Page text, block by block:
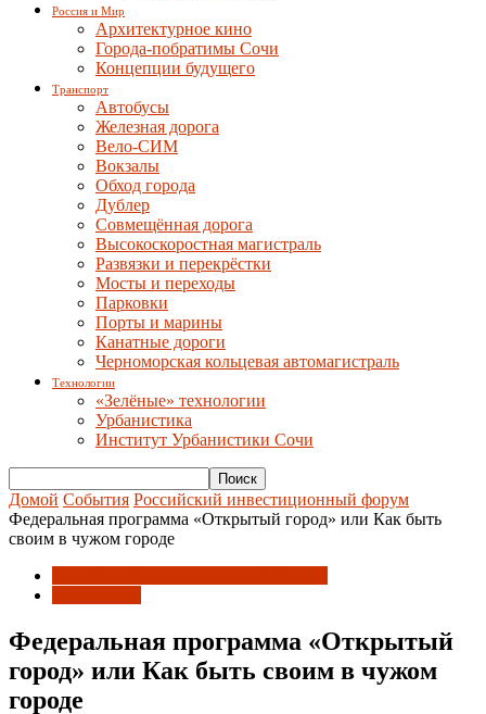
Россия и Мир
Архитектурное кино
Города-побратимы Сочи
Концепции будущего
Транспорт
Автобусы
Железная дорога
Вело-СИМ
Вокзалы
Обход города
Дублер
Совмещённая дорога
Высокоскоростная магистраль
Развязки и перекрёстки
Мосты и переходы
Парковки
Порты и марины
Канатные дороги
Черноморская кольцевая автомагистраль
Технологии
«Зелёные» технологии
Урбанистика
Институт Урбанистики Сочи
Домой События Российский инвестиционный форум
Федеральная программа «Открытый город» или Как быть
своим в чужом городе
Федеральная программа «Открытый
город» или Как быть своим в чужом
городе